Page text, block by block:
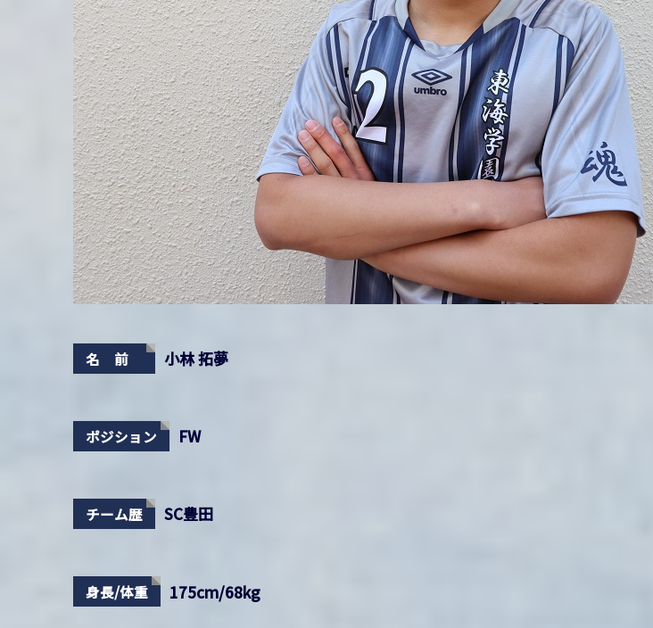
名 前 小林 拓夢
ポジション FW
チーム歴 SC豊田
身長/体重 175cm/68kg